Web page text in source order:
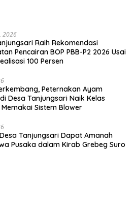
2026
Raih Rekomendasi
Pencairan BOP PBB-P2 2026 Usai
100 Persen
Peternakan Ayam
Desa Tanjungsari Naik Kelas
Sistem Blower
Tanjungsari Dapat Amanah
Pusaka dalam Kirab Grebeg Suro